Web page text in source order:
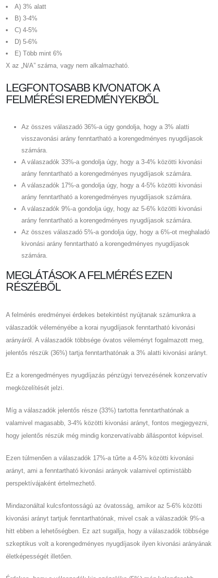
A) 3% alatt
B) 3-4%
C) 4-5%
D) 5-6%
E) Több mint 6%
X az „N/A” száma, vagy nem alkalmazható.
LEGFONTOSABB KIVONATOK A
FELMÉRÉSI EREDMÉNYEKBŐL
Az összes válaszadó 36%-a úgy gondolja, hogy a 3% alatti
visszavonási arány fenntartható a korengedményes nyugdíjasok
számára.
A válaszadók 33%-a gondolja úgy, hogy a 3-4% közötti kivonási
arány fenntartható a korengedményes nyugdíjasok számára.
A válaszadók 17%-a gondolja úgy, hogy a 4-5% közötti kivonási
arány fenntartható a korengedményes nyugdíjasok számára.
A válaszadók 9%-a gondolja úgy, hogy az 5-6% közötti kivonási
arány fenntartható a korengedményes nyugdíjasok számára.
Az összes válaszadó 5%-a gondolja úgy, hogy a 6%-ot meghaladó
kivonási arány fenntartható a korengedményes nyugdíjasok
számára.
MEGLÁTÁSOK A FELMÉRÉS EZEN
RÉSZÉBŐL
A felmérés eredményei érdekes betekintést nyújtanak számunkra a
válaszadók véleményébe a korai nyugdíjasok fenntartható kivonási
arányáról. A válaszadók többsége óvatos véleményt fogalmazott meg,
jelentős részük (36%) tartja fenntarthatónak a 3% alatti kivonási arányt.
Ez a korengedményes nyugdíjazás pénzügyi tervezésének konzervatív
megközelítését jelzi.
Míg a válaszadók jelentős része (33%) tartotta fenntarthatónak a
valamivel magasabb, 3-4% közötti kivonási arányt, fontos megjegyezni,
hogy jelentős részük még mindig konzervatívabb álláspontot képvisel.
Ezen túlmenően a válaszadók 17%-a tűrte a 4-5% közötti kivonási
arányt, ami a fenntartható kivonási arányok valamivel optimistább
perspektívájaként értelmezhető.
Mindazonáltal kulcsfontosságú az óvatosság, amikor az 5-6% közötti
kivonási arányt tartjuk fenntarthatónak, mivel csak a válaszadók 9%-a
hitt ebben a lehetőségben. Ez azt sugallja, hogy a válaszadók többsége
szkeptikus volt a korengedményes nyugdíjasok ilyen kivonási arányának
életképességét illetően.